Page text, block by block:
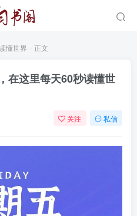
懂世界 正文
在这里每天60秒读懂世
关注 私信